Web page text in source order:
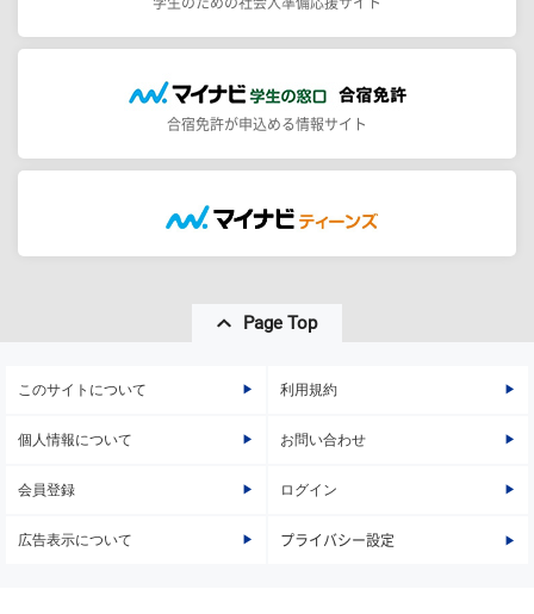
合宿免許が申込める情報サイト
Page Top
このサイトについて 利用規約
個人情報について お問い合わせ
会員登録 ログイン
広告表示について プライバシー設定